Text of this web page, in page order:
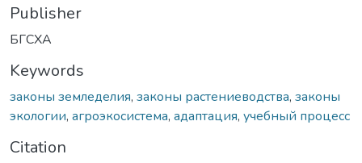
Publisher
БГСХА
Keywords
законы земледелия, законы растениеводства, законы
экологии, агроэкосистема, адаптация, учебный процесс
Citation